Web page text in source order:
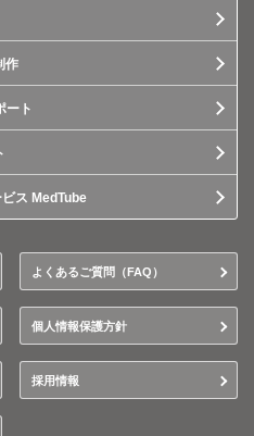
作
ート
ス MedTube
よくあるご質問（FAQ）
個人情報保護方針
採用情報